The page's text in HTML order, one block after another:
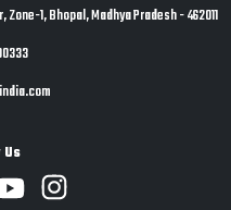
1, Bhopal, Madhya Pradesh - 462011